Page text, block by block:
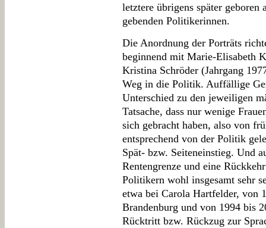
letztere übrigens später
gebenden Politikerinnen.
Die Anordnung der Porträts
beginnend mit Marie-Elisabeth
Kristina Schröder (Jahrgang
Weg in die Politik. Auffällige
Unterschied zu den jeweiligen
Tatsache, dass nur wenige
sich gebracht haben, also von
entsprechend von der Politik
Spät- bzw. Seiteneinstieg. Und
Rentengrenze und eine
Politikern wohl insgesamt sehr
etwa bei Carola Hartfelder, von
Brandenburg und von 1994 bis
Rücktritt bzw. Rückzug zur